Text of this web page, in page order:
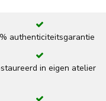
authenticiteitsgarantie
in eigen atelier